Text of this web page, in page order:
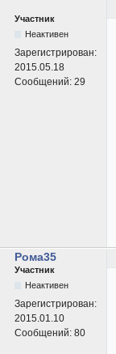
Участник
Неактивен
Зарегистрирован:
2015.05.18
Сообщений: 29
Рома35
Участник
Неактивен
Зарегистрирован:
2015.01.10
Сообщений: 80